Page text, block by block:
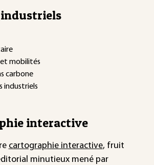
industriels
mobilités
carbone
industriels
interactive
cartographie interactive, fruit
minutieux mené par